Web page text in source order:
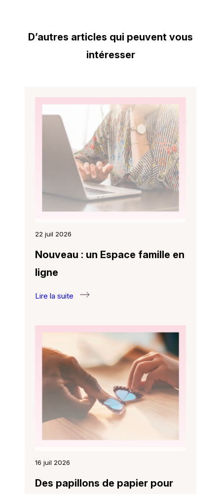
D’autres articles qui peuvent vous
intéresser
22 juil 2026
Nouveau : un Espace famille en
ligne
Lire la suite
famille
16 juil 2026
Des papillons de papier pour